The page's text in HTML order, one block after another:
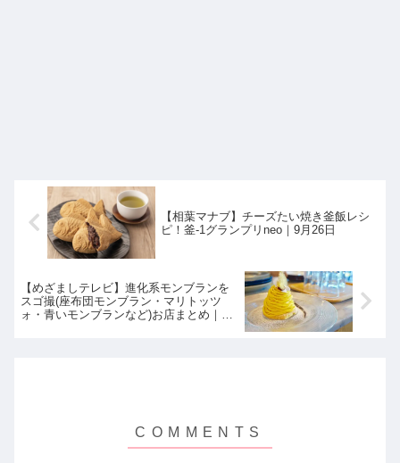
【相葉マナブ】チーズたい焼き釜飯レシ
ピ！釜-1グランプリneo｜9月26日
【めざましテレビ】進化系モンブランを
スゴ撮(座布団モンブラン・マリトッツ
ォ・青いモンブランなど)お店まとめ｜9月